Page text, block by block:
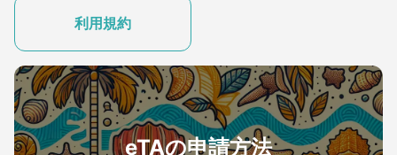
利用規約
eTAの申請方法